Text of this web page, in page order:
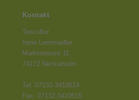
Kontakt
Teecultur
Irene Leinmueller
Marktstrasse 11
74172 Neckarsulm
Tel: 07132-3410614
Fax: 07132-3410615